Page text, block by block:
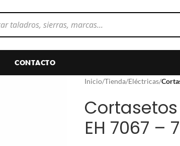
CONTACTO
Inicio/Tienda/Eléctricas/
EH 7067 –